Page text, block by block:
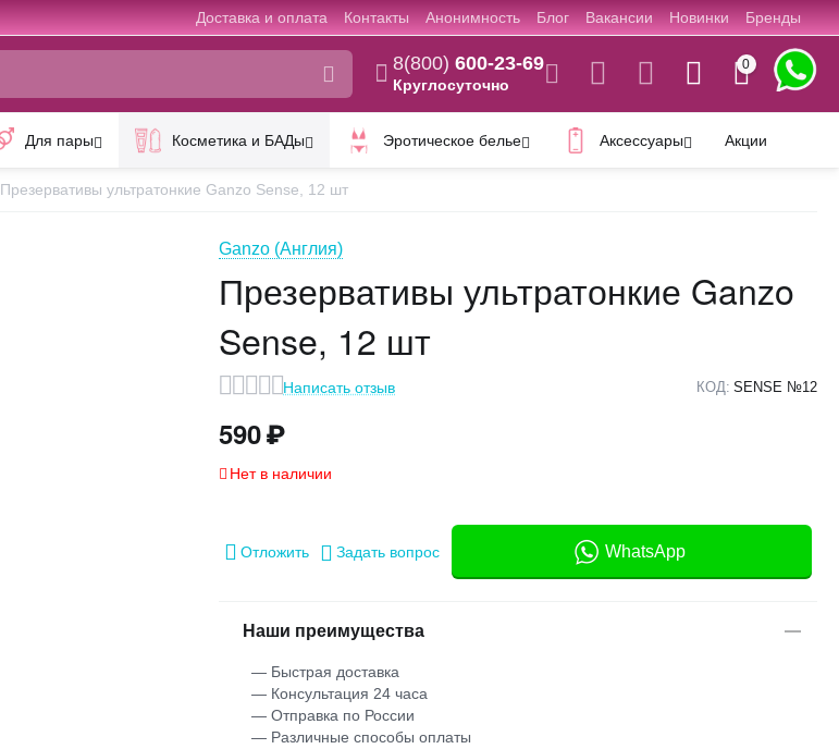
Доставка и оплата Контакты Анонимность Блог Вакансии Новинки Бренды
8(800) 600-23-69
Круглосуточно
0
Для пары Косметика и БАДы Эротическое белье Аксессуары Акции
Презервативы ультратонкие Ganzo Sense, 12 шт
Ganzo (Англия)
Презервативы ультратонкие Ganzo
Sense, 12 шт
Написать отзыв КОД: SENSE №12
590₽
Нет в наличии
Отложить Задать вопрос WhatsApp
Наши преимущества
— Быстрая доставка
— Консультация 24 часа
— Отправка по России
— Различные способы оплаты